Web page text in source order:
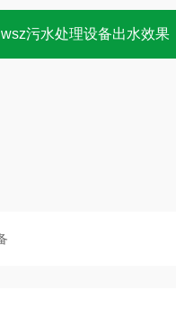
wsz污水处理设备出水效果